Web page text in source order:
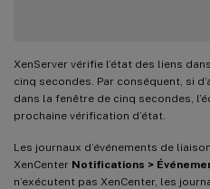
XenServer vérifie l’état des liens
cinq secondes. Par conséquent, si
dans la fenêtre de cinq secondes,
prochaine vérification d’état.
Les journaux d’événements de
XenCenter Notifications >
n’exécutent pas XenCenter, les